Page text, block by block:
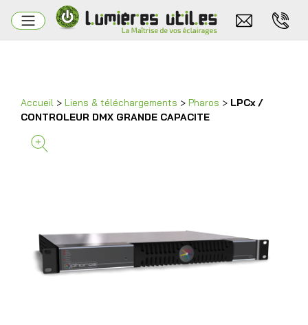
Accueil > Liens & téléchargements > Pharos > LPCx /
CONTROLEUR DMX GRANDE CAPACITE